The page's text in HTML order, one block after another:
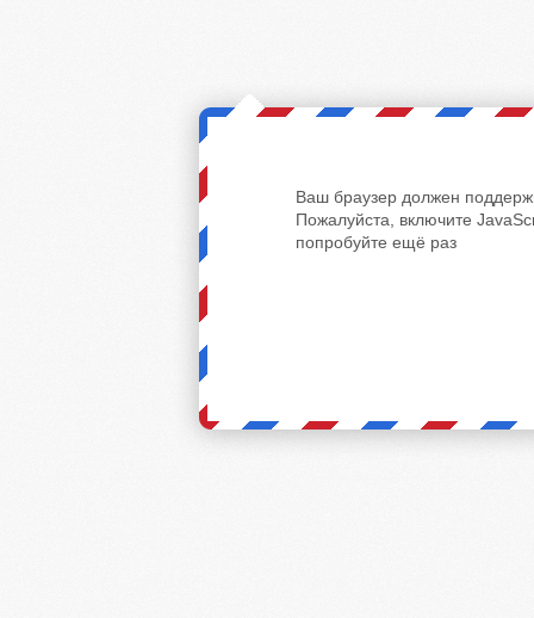
Ваш браузер должен
Пожалуйста, включите
попробуйте ещё раз